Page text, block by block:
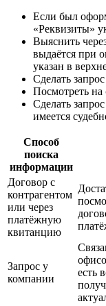
Если был
«Реквизиты»
Выяснить
выдаётся при
указан в
Сделать
Посмотреть
Сделать
имеется
Способ
поиска
информации
Договор с
контрагентом
или через
платёжную
квитанцию
Запрос у
компании
есть